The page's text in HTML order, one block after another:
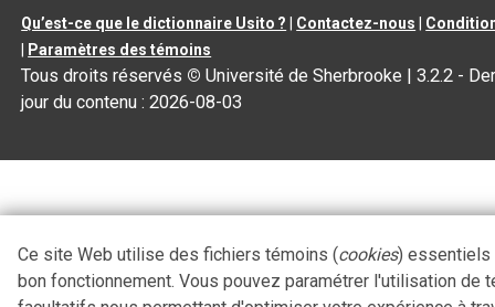
Qu’est-ce que le dictionnaire Usito ? Contactez-nous
Paramètres des témoins
Tous droits réservés © Université de Sherbrooke |3.2.2 -
jour du contenu :2026-08-03
Ce site Web utilise des fichiers témoins (cookies) essentiels
bon fonctionnement. Vous pouvez paramétrer l'utilisation de